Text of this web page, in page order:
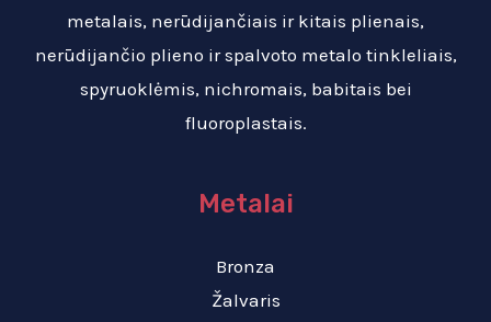
metalais, nerūdijančiais ir kitais plienais,
nerūdijančio plieno ir spalvoto metalo tinkleliais,
spyruoklėmis, nichromais, babitais bei
fluoroplastais.
Metalai
Bronza
Žalvaris